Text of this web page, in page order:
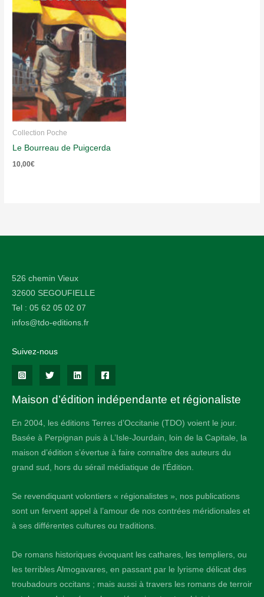
Collection Poche
Le Bourreau de Puigcerda
10,00€
526 chemin Vieux
32600 SEGOUFIELLE
Tel : 05 62 05 02 07
infos@tdo-editions.fr
Suivez-nous
Maison d’édition indépendante et régionaliste
En 2004, les éditions Terres d’Occitanie (TDO) voient le jour.
Basée à Perpignan puis à L’Isle-Jourdain, loin de la Capitale, la
maison d’édition s’évertue à faire connaître des auteurs du
grand sud, hors du sérail médiatique de l’Édition.
Se revendiquant volontiers « régionalistes », nos publications
sont un fervent appel à l’amour de nos contrées méridionales et
à ses différentes cultures ou traditions.
De romans historiques évoquant les cathares, les templiers, ou
les terribles Almogavares, en passant par le lyrisme délicat des
troubadours occitans ; mais aussi à travers les romans de terroir